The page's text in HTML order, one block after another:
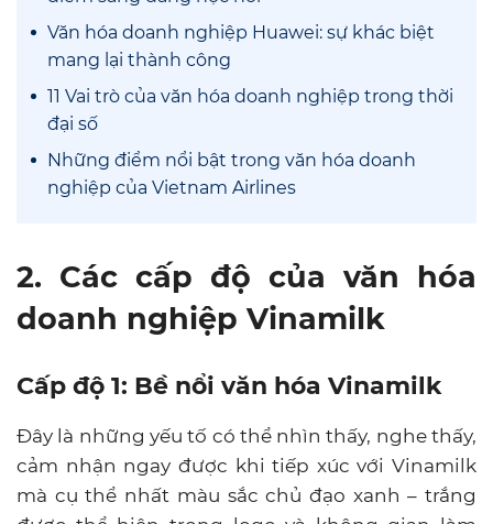
Văn hóa doanh nghiệp Huawei: sự khác biệt
mang lại thành công
11 Vai trò của văn hóa doanh nghiệp trong thời
đại số
Những điểm nổi bật trong văn hóa doanh
nghiệp của Vietnam Airlines
2. Các cấp độ của văn hóa
doanh nghiệp Vinamilk
Cấp độ 1: Bề nổi văn hóa Vinamilk
Đây là những yếu tố có thể nhìn thấy, nghe thấy,
cảm nhận ngay được khi tiếp xúc với Vinamilk
mà cụ thể nhất màu sắc chủ đạo xanh – trắng